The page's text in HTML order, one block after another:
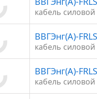
кабель
ВВГЭнг(А)-
кабель
ВВГЭнг(А)-
кабель